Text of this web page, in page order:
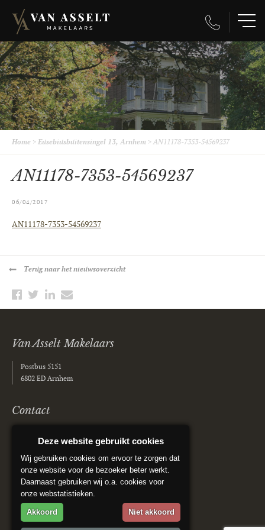
Home > Eusebiusbuitensingel 13, Arnhem >AN11178-7353-54569237
AN11178-7353-54569237
06/04/2017
AN11178-7353-54569237
Terugnaar het nieuwsoverzicht
Van Asselt Makelaars
Postbus 5151
6802 ED Arnhem
Contact
info@vanasseltmakelaars.nl
Social media
Deze website gebruikt cookies
Wij gebruiken cookies om ervoor te zorgen dat
onze website voor de bezoeker beter werkt.
Daarnaast gebruiken wij o.a. cookies voor
onze webstatistieken.
Akkoord Niet akkoord